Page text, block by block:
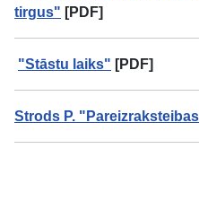
tirgus" [PDF]
"Stāstu laiks" [PDF]
Strods P.